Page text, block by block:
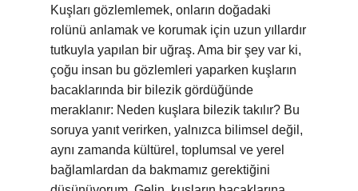
Kuşları gözlemlemek, onların doğadaki
rolünü anlamak ve korumak için uzun yıllardır
tutkuyla yapılan bir uğraş. Ama bir şey var ki,
çoğu insan bu gözlemleri yaparken kuşların
bacaklarında bir bilezik gördüğünde
meraklanır: Neden kuşlara bilezik takılır? Bu
soruya yanıt verirken, yalnızca bilimsel değil,
aynı zamanda kültürel, toplumsal ve yerel
bağlamlardan da bakmamız gerektiğini